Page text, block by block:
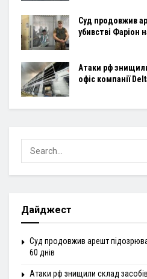
Суд продовжив
убивстві Фаріон
Атаки рф
офіс компанії
Дайджест
Суд продовжив арешт
60 днів
Атаки рф знищили склад